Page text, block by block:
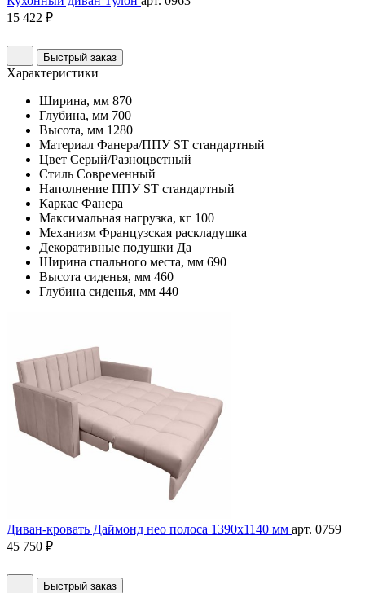
15 422 ₽
Быстрый заказ
Характеристики
Ширина, мм 870
Глубина, мм 700
Высота, мм 1280
Материал Фанера/ППУ ST стандартный
Цвет Серый/Разноцветный
Стиль Современный
Наполнение ППУ ST стандартный
Каркас Фанера
Максимальная нагрузка, кг 100
Механизм Французская раскладушка
Декоративные подушки Да
Ширина спального места, мм 690
Высота сиденья, мм 460
Глубина сиденья, мм 440
Диван-кровать Даймонд нео полоса 1390х1140 мм арт. 0759
45 750 ₽
Быстрый заказ